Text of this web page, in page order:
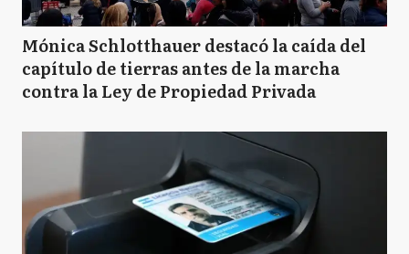
Mónica Schlotthauer destacó la caída del
capítulo de tierras antes de la marcha
contra la Ley de Propiedad Privada